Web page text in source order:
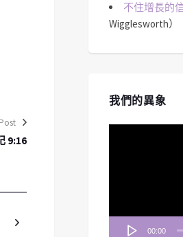
9:16
不住增長的
Wigglesworth）
我們的異象
00:00